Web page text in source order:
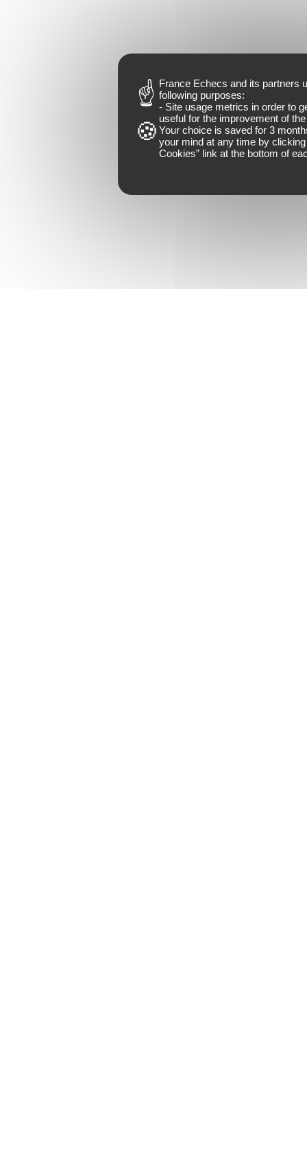
France Echecs and its partners
following purposes:
- Site usage metrics in order to
useful for the improvement of
Your choice is saved for 3
your mind at any time by clicking
Cookies” link at the bottom of